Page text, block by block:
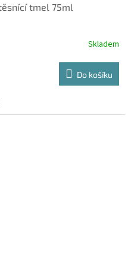
tmel 75ml
Skladem
Do košíku